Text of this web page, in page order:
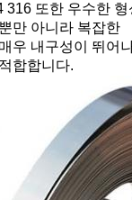
또한 우수한
만 아니라 복잡한
우 내구성이 뛰어
합합니다.